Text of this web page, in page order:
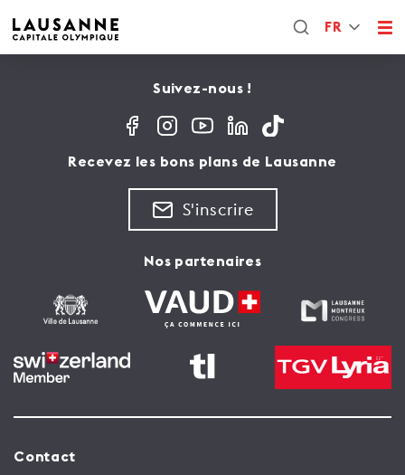
FR
Suivez-nous !
Recevez les bons plans de Lausanne
S'inscrire
Nos partenaires
Contact